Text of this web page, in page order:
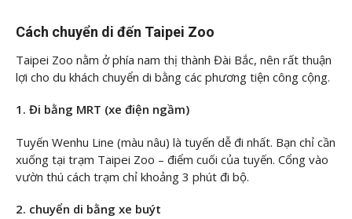
Cách chuyển di đến Taipei Zoo
Taipei Zoo nằm ở phía nam thị thành Đài Bắc, nên rất thuận
lợi cho du khách chuyển di bằng các phương tiện công cộng.
1. Đi bằng MRT (xe điện ngầm)
Tuyến Wenhu Line (màu nâu) là tuyến dễ đi nhất. Bạn chỉ cần
xuống tại trạm Taipei Zoo – điểm cuối của tuyến. Cổng vào
vườn thú cách trạm chỉ khoảng 3 phút đi bộ.
2. chuyển di bằng xe buýt